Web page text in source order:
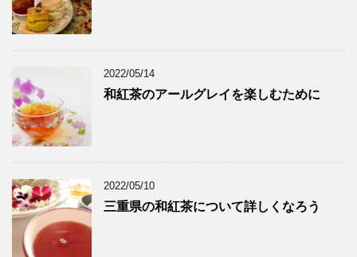
2022/05/14
和紅茶のアールグレイを楽しむために
2022/05/10
三重県の和紅茶について詳しくなろう